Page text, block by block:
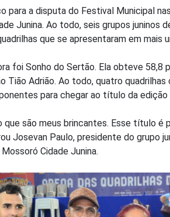
para a disputa do Festival Municipal
Junina. Ao todo, seis grupos juninos
que se apresentaram em
foi Sonho do Sertão. Ela obteve 58,8
Adrião. Ao todo, quatro
para chegar ao título da edição
são meus brincantes. Esse título é
Josevan Paulo, presidente do grupo
Cidade Junina.